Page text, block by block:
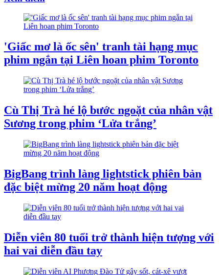
'Giấc mơ là ốc sên' tranh tài hạng mục
phim ngắn tại Liên hoan phim Toronto
Cù Thị Trà hé lộ bước ngoặt của nhân vật
Sương trong phim ‘Lửa trắng’
BigBang trình làng lightstick phiên bản
đặc biệt mừng 20 năm hoạt động
Diễn viên 80 tuổi trở thành hiện tượng với
hai vai diễn đầu tay